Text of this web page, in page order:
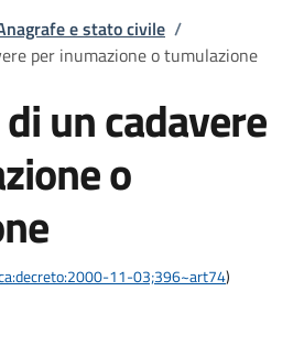
e stato civile /
per inumazione o tumulazione
un cadavere
o
11-03;396~art74)